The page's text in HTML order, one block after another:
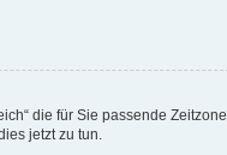
die für Sie passende
jetzt zu tun.